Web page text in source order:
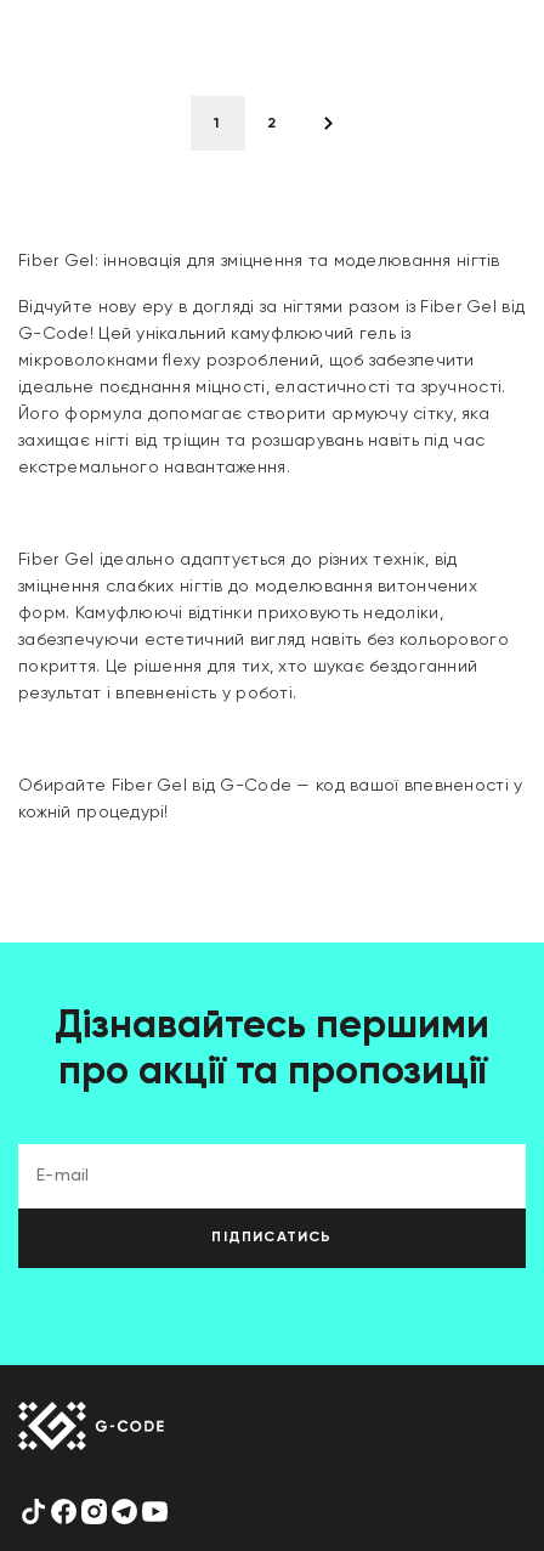
1 2
Fiber Gel: інновація для зміцнення та моделювання нігтів
Відчуйте нову еру в догляді за нігтями разом із Fiber Gel від
G-Code! Цей унікальний камуфлюючий гель із
мікроволокнами flexy розроблений, щоб забезпечити
ідеальне поєднання міцності, еластичності та зручності.
Його формула допомагає створити армуючу сітку, яка
захищає нігті від тріщин та розшарувань навіть під час
екстремального навантаження.
Fiber Gel ідеально адаптується до різних технік, від
зміцнення слабких нігтів до моделювання витончених
форм. Камуфлюючі відтінки приховують недоліки,
забезпечуючи естетичний вигляд навіть без кольорового
покриття. Це рішення для тих, хто шукає бездоганний
результат і впевненість у роботі.
Обирайте Fiber Gel від G-Code — код вашої впевненості у
кожній процедурі!
Дізнавайтесь першими
про акції та пропозиції
ПІДПИСАТИСЬ